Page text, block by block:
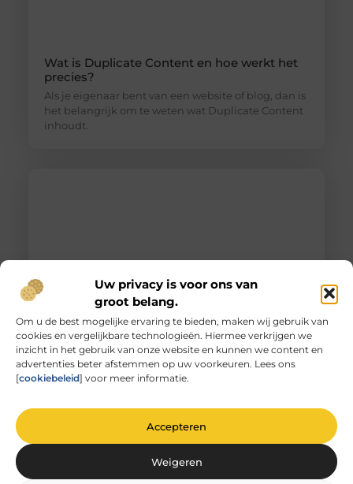
Uw privacy is voor ons van
groot belang.
Om u de best mogelijke ervaring te bieden, maken wij gebruik van
cookies en vergelijkbare technologieën. Hiermee verkrijgen we
inzicht in het gebruik van onze website en kunnen we content en
advertenties beter afstemmen op uw voorkeuren. Lees ons
[cookiebeleid] voor meer informatie.
Accepteren
Weigeren
Wat is Duplicate Content en hoe werkt het
precies?
Als je eigenaar bent van een website of blog, dan is
het belangrijk om te weten wat Duplicate Content
inhoudt.
Unieke herinneringen vervat in gegraveerd
glas
De magie van glas graveren Heb je ooit
stilgestaan bij de magie van glas graveren? Het is